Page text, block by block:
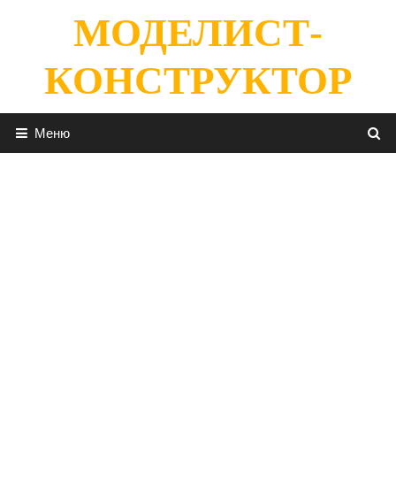
содержимомуМОДЕЛИСТ-
КОНСТРУКТОР
Меню